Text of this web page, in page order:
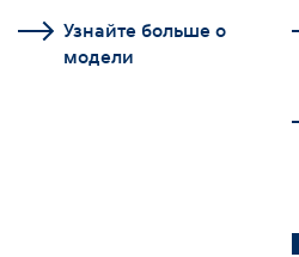
Узнайте больше о
модели